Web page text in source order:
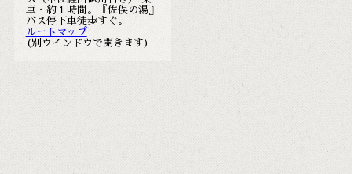
車・約１時間。『佐俣の湯』
バス停下車徒歩すぐ。
ルートマップ
(別ウインドウで開きます)